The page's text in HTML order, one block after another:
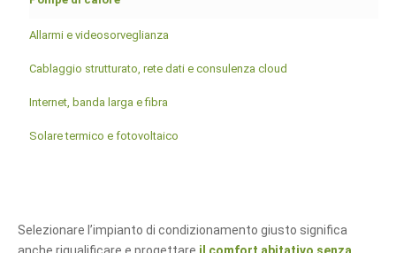
Allarmi e videosorveglianza
Cablaggio strutturato, rete dati e consulenza cloud
Internet, banda larga e fibra
Solare termico e fotovoltaico
Selezionare l’impianto di condizionamento giusto significa